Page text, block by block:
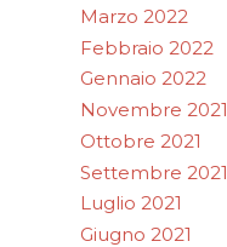
Marzo 2022
Febbraio 2022
Gennaio 2022
Novembre 2021
Ottobre 2021
Settembre 2021
Luglio 2021
Giugno 2021